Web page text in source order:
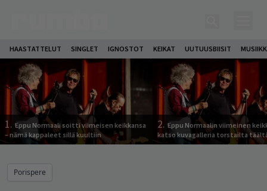
HAASTATTELUT SINGLET IGNOSTOT KEIKAT UUTUUSBIISIT
1. Eppu Normaali soitti viimeisen keikkansa
– nämä kappaleet sillä kuultiin
2. Eppu Normaalin viimeinen
katso kuvagalleria torstailta
Porispere